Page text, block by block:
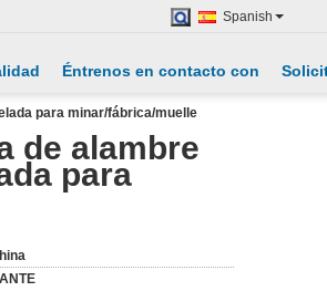
Spanish
Éntrenos en contacto con
para minar/fábrica/muelle
de alambre
para